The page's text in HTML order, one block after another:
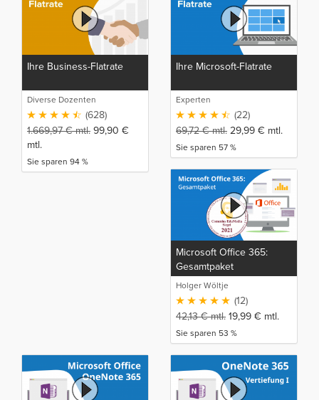
Ihre Business-Flatrate
Diverse Dozenten
(628)
1.669,97€mtl. 99,90 €
mtl.
Sie sparen 94 %
Ihre Microsoft-Flatrate
Experten
(22)
69,72€mtl. 29,99 € mtl.
Sie sparen 57 %
Microsoft Office 365:
Gesamtpaket
Holger Wöltje
(12)
42,13€mtl. 19,99 € mtl.
Sie sparen 53 %